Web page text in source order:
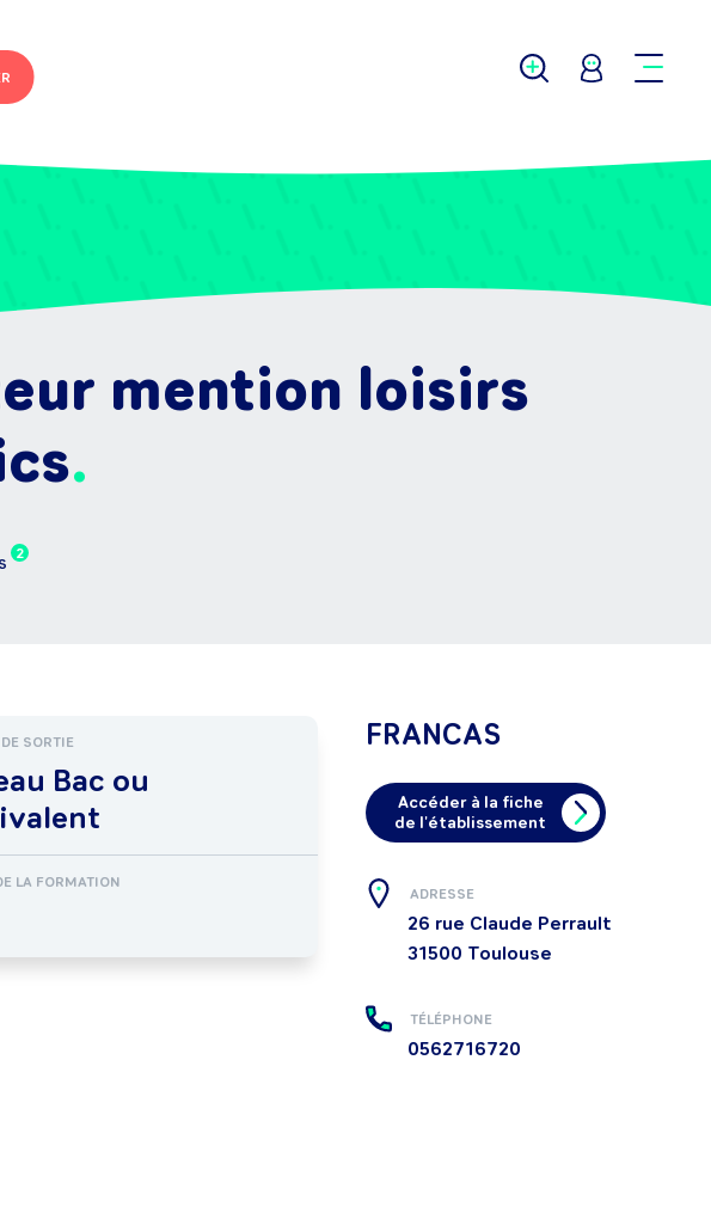
mention loisirs
2
SORTIE
Bac ou
LA FORMATION
FRANCAS
Accéder à la fiche
de l'établissement
ADRESSE
26 rue Claude Perrault
31500 Toulouse
TÉLÉPHONE
0562716720